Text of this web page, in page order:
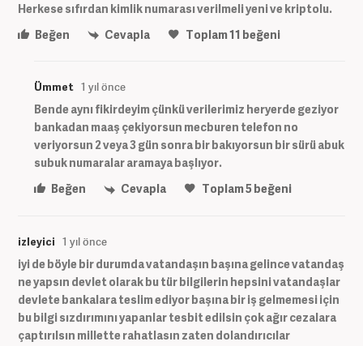
Herkese sıfırdan kimlik numarası verilmeli yeni ve kriptolu.
Beğen
Cevapla Toplam11 beğeni
Ümmet 1 yıl önce
Bende aynı fikirdeyim çünkü verilerimiz heryerde geziyor
bankadan maaş çekiyorsun mecburen telefon no
veriyorsun 2 veya 3 gün sonra bir bakıyorsun bir sürü abuk
subuk numaralar aramaya başlıyor.
Beğen
Cevapla Toplam5beğeni
izleyici 1 yıl önce
iyi de böyle bir durumda vatandaşın başına gelince vatandaş
ne yapsın devlet olarak bu tür bilgilerin hepsini vatandaşlar
devlete bankalara teslim ediyor başına bir iş gelmemesi için
bu bilgi sızdırımını yapanlar tesbit edilsin çok ağır cezalara
çaptırılsın millette rahatlasın zaten dolandırıcılar